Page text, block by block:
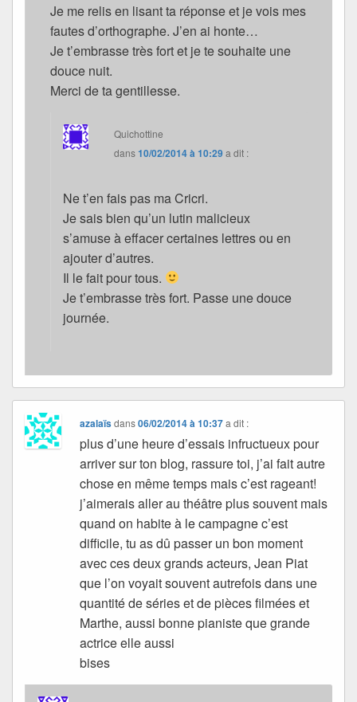
Je me relis en lisant ta réponse et je vois mes
fautes d’orthographe. J’en ai honte…
Je t’embrasse très fort et je te souhaite une
douce nuit.
Merci de ta gentillesse.
Quichottine
dans10/02/2014 à 10:29 a dit :
Ne t’en fais pas ma Cricri.
Je sais bien qu’un lutin malicieux
s’amuse à effacer certaines lettres ou en
ajouter d’autres.
Il le fait pour tous.
Je t’embrasse très fort. Passe une douce
journée.
azalaïsdans06/02/2014 à 10:37 a dit :
plus d’une heure d’essais infructueux pour
arriver sur ton blog, rassure toi, j’ai fait autre
chose en même temps mais c’est rageant!
j’aimerais aller au théâtre plus souvent mais
quand on habite à le campagne c’est
difficile, tu as dû passer un bon moment
avec ces deux grands acteurs, Jean Piat
que l’on voyait souvent autrefois dans une
quantité de séries et de pièces filmées et
Marthe, aussi bonne pianiste que grande
actrice elle aussi
bises